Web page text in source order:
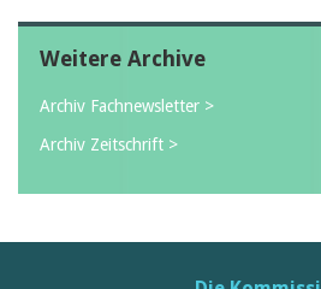
Weitere Archive
Archiv Fachnewsletter >
Archiv Zeitschrift >